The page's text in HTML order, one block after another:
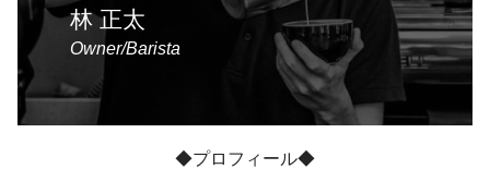
林 正太
Owner/Barista
◆プロフィール◆